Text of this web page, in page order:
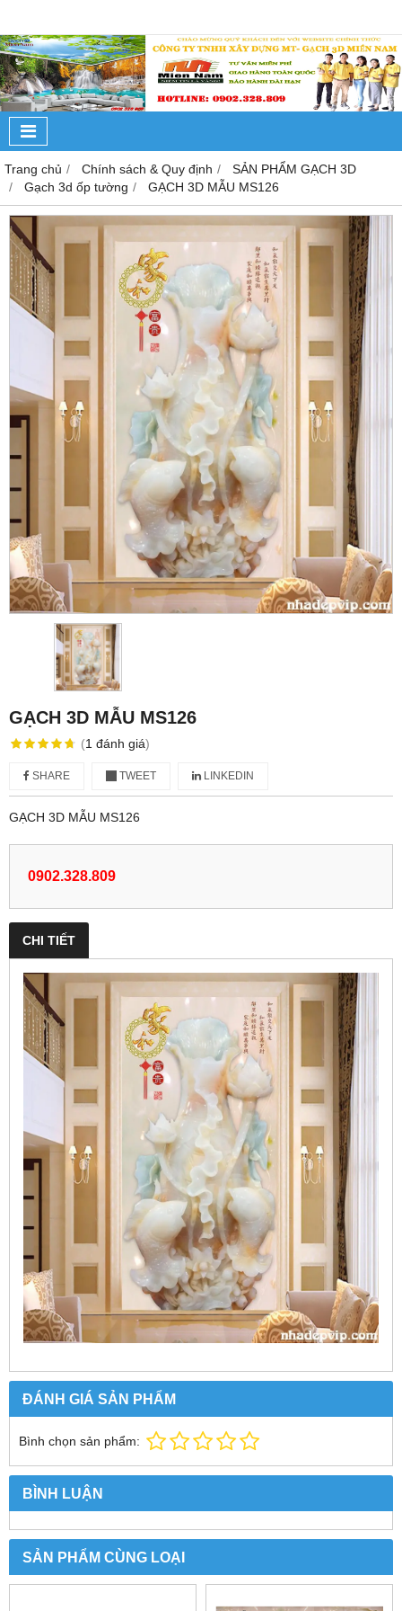
Trang chủ Chính sách & Quy định
SẢN PHẨM GẠCH 3D
Gạch 3d ốp tường
GẠCH 3D MẪU MS126
GẠCH 3D MẪU MS126
(1 đánh giá)
SHARE TWEET LINKEDIN
GẠCH 3D MẪU MS126
0902.328.809
CHI TIẾT
ĐÁNH GIÁ SẢN PHẨM
Bình chọn sản phẩm:
BÌNH LUẬN
SẢN PHẨM CÙNG LOẠI